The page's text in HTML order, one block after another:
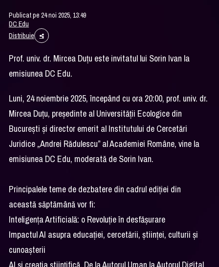
Publicat pe 24 noi 2025, 13:49
DC Edu
Distribuie
Prof. univ. dr. Mircea Duțu este invitatul lui Sorin Ivan la
emisiunea DC Edu.
Luni, 24 noiembrie 2025, începând cu ora 20:00, prof. univ. dr.
Mircea Duțu, președinte al Universității Ecologice din
București și director emerit al Institutului de Cercetări
Juridice „Andrei Rădulescu” al Academiei Române, vine la
emisiunea DC Edu, moderată de Sorin Ivan.
Principalele teme de dezbatere din cadrul ediției din
această săptămână vor fi:
Inteligența Artificială: o Revoluție în desfășurare
Impactul AI asupra educației, cercetării, științei, culturii și
cunoașterii